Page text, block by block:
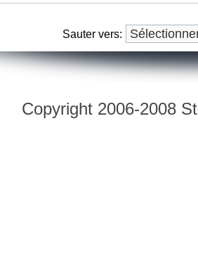
Sauter vers:
Copyright 2006-2008